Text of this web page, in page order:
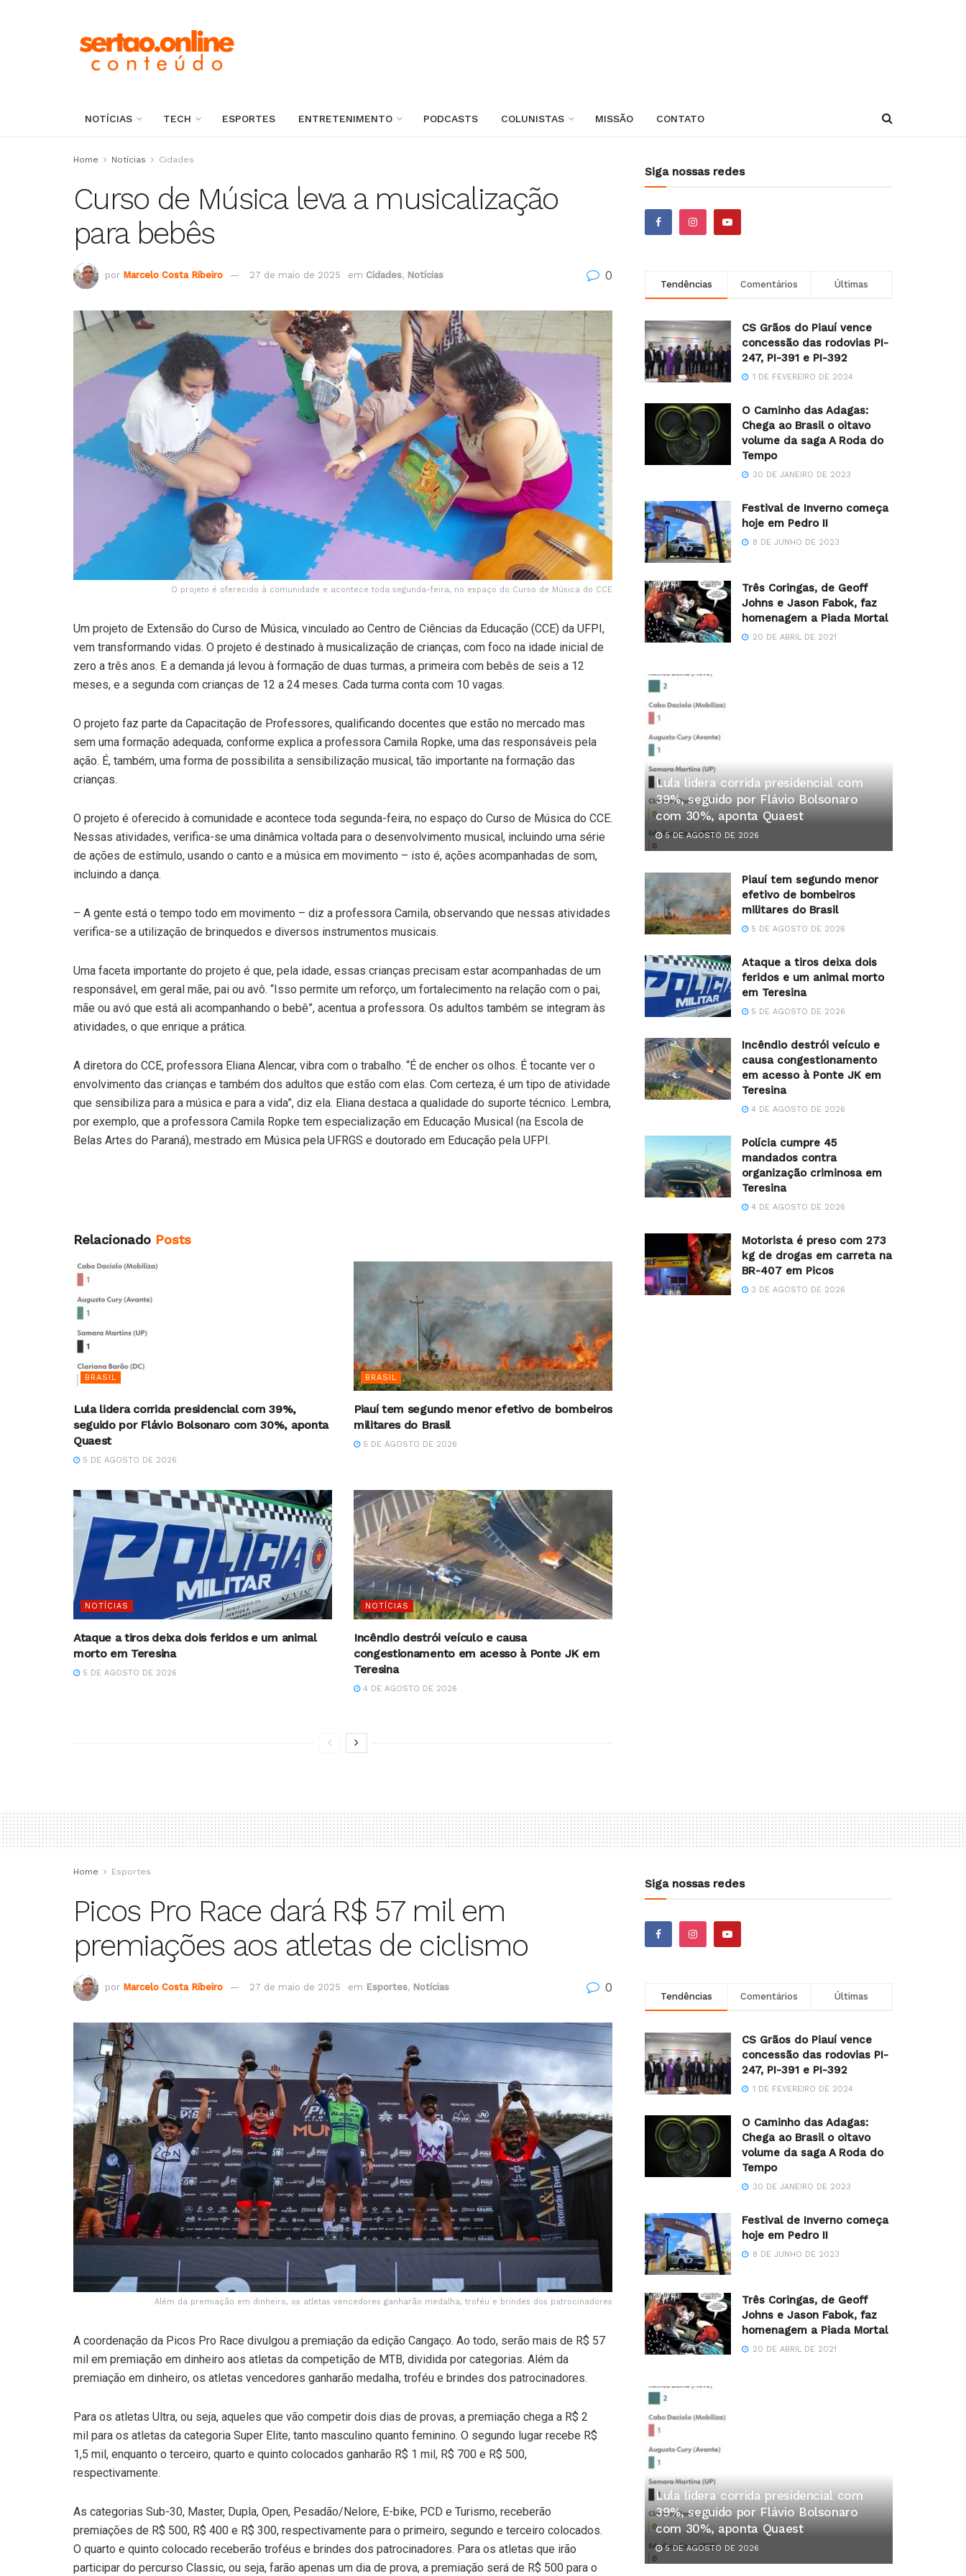
NOTÍCIAS TECH ESPORTES ENTRETENIMENTO PODCASTS COLUNISTAS MISSÃO CONTATO
Home Notícias Cidades
Curso de Música leva a musicalização
para bebês
por Marcelo Costa Ribeiro 27 de maio de 2025 em Cidades, Notícias 0
O projeto é oferecido à comunidade e acontece toda segunda-feira, no espaço do Curso de Música do CCE
Um projeto de Extensão do Curso de Música, vinculado ao Centro de Ciências da Educação (CCE) da UFPI,
vem transformando vidas. O projeto é destinado à musicalização de crianças, com foco na idade inicial de
zero a três anos. E a demanda já levou à formação de duas turmas, a primeira com bebês de seis a 12
meses, e a segunda com crianças de 12 a 24 meses. Cada turma conta com 10 vagas.
O projeto faz parte da Capacitação de Professores, qualificando docentes que estão no mercado mas
sem uma formação adequada, conforme explica a professora Camila Ropke, uma das responsáveis pela
ação. É, também, uma forma de possibilita a sensibilização musical, tão importante na formação das
crianças.
O projeto é oferecido à comunidade e acontece toda segunda-feira, no espaço do Curso de Música do CCE.
Nessas atividades, verifica-se uma dinâmica voltada para o desenvolvimento musical, incluindo uma série
de ações de estímulo, usando o canto e a música em movimento – isto é, ações acompanhadas de som,
incluindo a dança.
– A gente está o tempo todo em movimento – diz a professora Camila, observando que nessas atividades
verifica-se a utilização de brinquedos e diversos instrumentos musicais.
Uma faceta importante do projeto é que, pela idade, essas crianças precisam estar acompanhadas de um
responsável, em geral mãe, pai ou avô. “Isso permite um reforço, um fortalecimento na relação com o pai,
mãe ou avó que está ali acompanhando o bebê”, acentua a professora. Os adultos também se integram às
atividades, o que enrique a prática.
A diretora do CCE, professora Eliana Alencar, vibra com o trabalho. “É de encher os olhos. É tocante ver o
envolvimento das crianças e também dos adultos que estão com elas. Com certeza, é um tipo de atividade
que sensibiliza para a música e para a vida”, diz ela. Eliana destaca a qualidade do suporte técnico. Lembra,
por exemplo, que a professora Camila Ropke tem especialização em Educação Musical (na Escola de
Belas Artes do Paraná), mestrado em Música pela UFRGS e doutorado em Educação pela UFPI.
Relacionado Posts
BRASIL
Lula lidera corrida presidencial com 39%,
seguido por Flávio Bolsonaro com 30%, aponta
Quaest
5 DE AGOSTO DE 2026
BRASIL
Piauí tem segundo menor efetivo de bombeiros
militares do Brasil
5 DE AGOSTO DE 2026
NOTÍCIAS
Ataque a tiros deixa dois feridos e um animal
morto em Teresina
5 DE AGOSTO DE 2026
NOTÍCIAS
Incêndio destrói veículo e causa
congestionamento em acesso à Ponte JK em
Teresina
4 DE AGOSTO DE 2026
Siga nossas redes
Tendências Comentários Últimas
CS Grãos do Piauí vence
concessão das rodovias PI-
247, PI-391 e PI-392
1 DE FEVEREIRO DE 2024
O Caminho das Adagas:
Chega ao Brasil o oitavo
volume da saga A Roda do
Tempo
30 DE JANEIRO DE 2023
Festival de Inverno começa
hoje em Pedro II
8 DE JUNHO DE 2023
Três Coringas, de Geoff
Johns e Jason Fabok, faz
homenagem a Piada Mortal
20 DE ABRIL DE 2021
Lula lidera corrida presidencial com
39%, seguido por Flávio Bolsonaro
com 30%, aponta Quaest
5 DE AGOSTO DE 2026
Piauí tem segundo menor
efetivo de bombeiros
militares do Brasil
5 DE AGOSTO DE 2026
Ataque a tiros deixa dois
feridos e um animal morto
em Teresina
5 DE AGOSTO DE 2026
Incêndio destrói veículo e
causa congestionamento
em acesso à Ponte JK em
Teresina
4 DE AGOSTO DE 2026
Polícia cumpre 45
mandados contra
organização criminosa em
Teresina
4 DE AGOSTO DE 2026
Motorista é preso com 273
kg de drogas em carreta na
BR-407 em Picos
3 DE AGOSTO DE 2026
Home Esportes
Picos Pro Race dará R$ 57 mil em
premiações aos atletas de ciclismo
por Marcelo Costa Ribeiro 27 de maio de 2025 em Esportes, Notícias 0
Além da premiação em dinheiro, os atletas vencedores ganharão medalha, troféu e brindes dos patrocinadores
A coordenação da Picos Pro Race divulgou a premiação da edição Cangaço. Ao todo, serão mais de R$ 57
mil em premiação em dinheiro aos atletas da competição de MTB, dividida por categorias. Além da
premiação em dinheiro, os atletas vencedores ganharão medalha, troféu e brindes dos patrocinadores.
Para os atletas Ultra, ou seja, aqueles que vão competir dois dias de provas, a premiação chega a R$ 2
mil para os atletas da categoria Super Elite, tanto masculino quanto feminino. O segundo lugar recebe R$
1,5 mil, enquanto o terceiro, quarto e quinto colocados ganharão R$ 1 mil, R$ 700 e R$ 500,
respectivamente.
As categorias Sub-30, Master, Dupla, Open, Pesadão/Nelore, E-bike, PCD e Turismo, receberão
premiações de R$ 500, R$ 400 e R$ 300, respectivamente para o primeiro, segundo e terceiro colocados.
O quarto e quinto colocado receberão troféus e brindes dos patrocinadores. Para os atletas que irão
participar do percurso Classic, ou seja, farão apenas um dia de prova, a premiação será de R$ 500 para o
Siga nossas redes
Tendências Comentários Últimas
CS Grãos do Piauí vence
concessão das rodovias PI-
247, PI-391 e PI-392
1 DE FEVEREIRO DE 2024
O Caminho das Adagas:
Chega ao Brasil o oitavo
volume da saga A Roda do
Tempo
30 DE JANEIRO DE 2023
Festival de Inverno começa
hoje em Pedro II
8 DE JUNHO DE 2023
Três Coringas, de Geoff
Johns e Jason Fabok, faz
homenagem a Piada Mortal
20 DE ABRIL DE 2021
Lula lidera corrida presidencial com
39%, seguido por Flávio Bolsonaro
com 30%, aponta Quaest
5 DE AGOSTO DE 2026